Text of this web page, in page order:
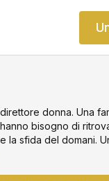
donna. Una
bisogno di
la sfida del domani.
e ritmo il